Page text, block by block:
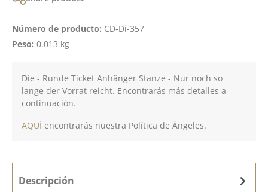
Número de producto: CD-Di-357
Peso: 0.013 kg
Die - Runde Ticket Anhänger Stanze - Nur noch so
lange der Vorrat reicht. Encontrarás más detalles a
continuación.
AQUÍ encontrarás nuestra Política de Ángeles.
Descripción